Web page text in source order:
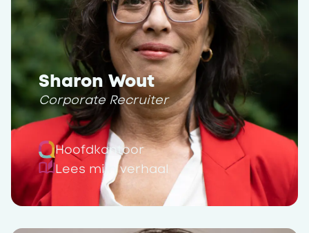
Sharon Wout
Corporate Recruiter
Hoofdkantoor
Lees mijn verhaal